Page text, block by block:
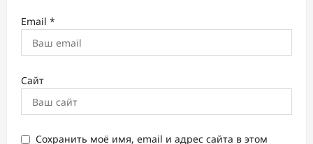
Email *
Сайт
Сохранить моё имя, email и адрес сайта в этом